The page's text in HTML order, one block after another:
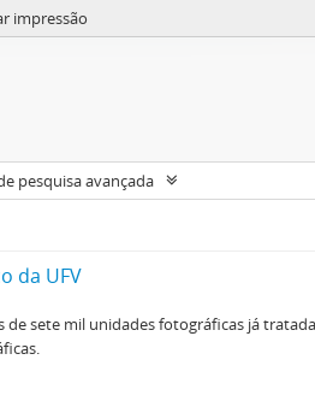
impressão
pesquisa avançada
da UFV
de sete mil unidades fotográficas já